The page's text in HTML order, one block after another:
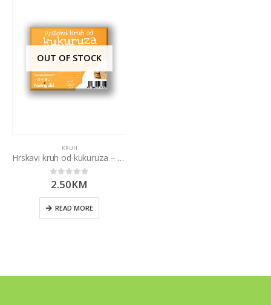
OUT OF STOCK
KRUH
Hrskavi kruh od kukuruza – Bez dodanog šećera 125g Nutrigold
0out of 5
2.50KM
READ MORE